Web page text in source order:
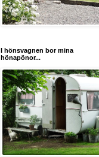
I hönsvagnen bor mina
hönapönor...